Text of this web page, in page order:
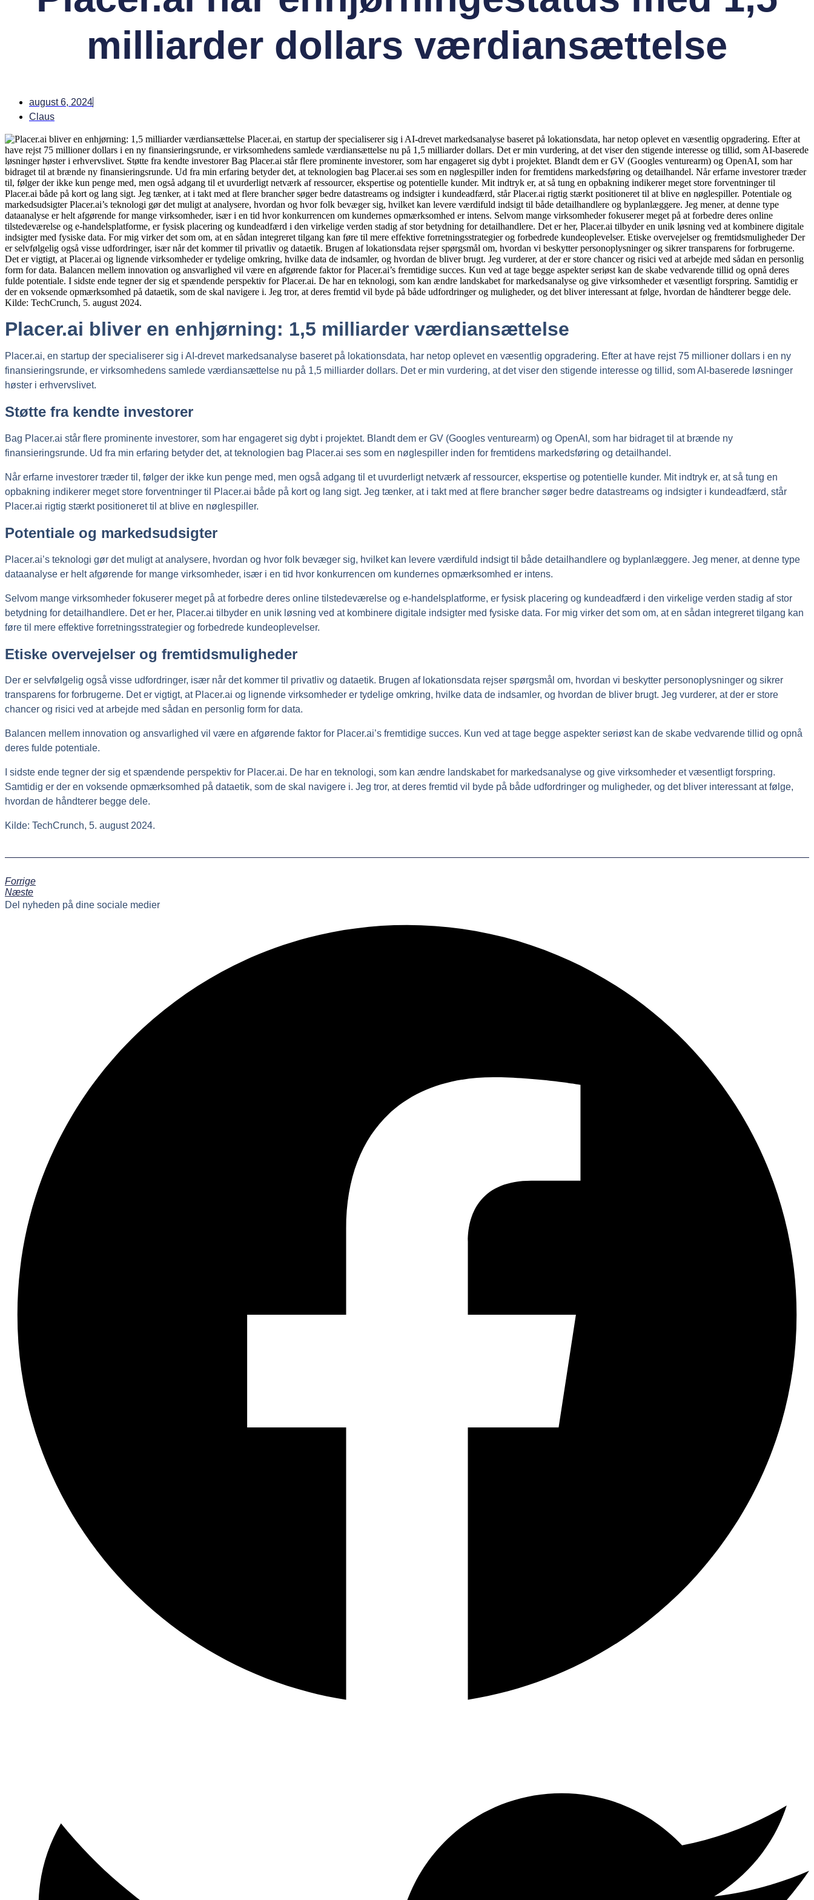
milliarder dollars værdiansættelse
august 6, 2024
Claus
Placer.ai bliver en enhjørning: 1,5 milliarder værdiansættelse
Placer.ai, en startup der specialiserer sig i AI-drevet markedsanalyse baseret på lokationsdata, har netop oplevet en væsentlig opgradering. Efter at have rejst 75 millioner dollars i en ny
finansieringsrunde, er virksomhedens samlede værdiansættelse nu på 1,5 milliarder dollars. Det er min vurdering, at det viser den stigende interesse og tillid, som AI-baserede løsninger
høster i erhvervslivet.
Støtte fra kendte investorer
Bag Placer.ai står flere prominente investorer, som har engageret sig dybt i projektet. Blandt dem er GV (Googles venturearm) og OpenAI, som har bidraget til at brænde ny
finansieringsrunde. Ud fra min erfaring betyder det, at teknologien bag Placer.ai ses som en nøglespiller inden for fremtidens markedsføring og detailhandel.
Når erfarne investorer træder til, følger der ikke kun penge med, men også adgang til et uvurderligt netværk af ressourcer, ekspertise og potentielle kunder. Mit indtryk er, at så tung en
opbakning indikerer meget store forventninger til Placer.ai både på kort og lang sigt. Jeg tænker, at i takt med at flere brancher søger bedre datastreams og indsigter i kundeadfærd, står
Placer.ai rigtig stærkt positioneret til at blive en nøglespiller.
Potentiale og markedsudsigter
Placer.ai’s teknologi gør det muligt at analysere, hvordan og hvor folk bevæger sig, hvilket kan levere værdifuld indsigt til både detailhandlere og byplanlæggere. Jeg mener, at denne type
dataanalyse er helt afgørende for mange virksomheder, især i en tid hvor konkurrencen om kundernes opmærksomhed er intens.
Selvom mange virksomheder fokuserer meget på at forbedre deres online tilstedeværelse og e-handelsplatforme, er fysisk placering og kundeadfærd i den virkelige verden stadig af stor
betydning for detailhandlere. Det er her, Placer.ai tilbyder en unik løsning ved at kombinere digitale indsigter med fysiske data. For mig virker det som om, at en sådan integreret tilgang kan
føre til mere effektive forretningsstrategier og forbedrede kundeoplevelser.
Etiske overvejelser og fremtidsmuligheder
Der er selvfølgelig også visse udfordringer, især når det kommer til privatliv og dataetik. Brugen af lokationsdata rejser spørgsmål om, hvordan vi beskytter personoplysninger og sikrer
transparens for forbrugerne. Det er vigtigt, at Placer.ai og lignende virksomheder er tydelige omkring, hvilke data de indsamler, og hvordan de bliver brugt. Jeg vurderer, at der er store
chancer og risici ved at arbejde med sådan en personlig form for data.
Balancen mellem innovation og ansvarlighed vil være en afgørende faktor for Placer.ai’s fremtidige succes. Kun ved at tage begge aspekter seriøst kan de skabe vedvarende tillid og opnå
deres fulde potentiale.
I sidste ende tegner der sig et spændende perspektiv for Placer.ai. De har en teknologi, som kan ændre landskabet for markedsanalyse og give virksomheder et væsentligt forspring.
Samtidig er der en voksende opmærksomhed på dataetik, som de skal navigere i. Jeg tror, at deres fremtid vil byde på både udfordringer og muligheder, og det bliver interessant at følge,
hvordan de håndterer begge dele.
Kilde: TechCrunch, 5. august 2024.
Forrige
Næste
Del nyheden på dine sociale medier